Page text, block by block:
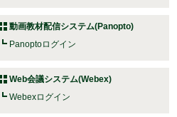
動画教材配信システム(Panopto)
Panoptoログイン
Web会議システム(Webex)
Webexログイン